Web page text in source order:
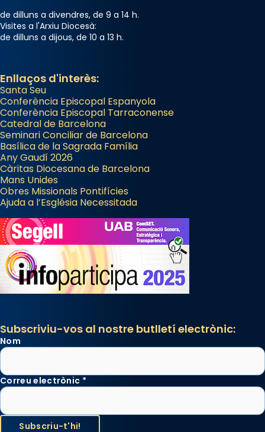
de dilluns a divendres, de 9 a 14 h.
Visites a l'Arxiu Diocesà:
de dilluns a dijous, de 10 a 13 h.
Enllaços d'interès:
Santa Seu
Conferència Episcopal Espanyola
Conferència Episcopal Tarraconense
Catedral de Barcelona
Seminari Conciliar de Barcelona
Basílica de la Sagrada Família
Any Gaudí 2026
Càritas Diocesana de Barcelona
Mans Unides
Obres Missionals Pontifícies
Ajuda a l’Església Necessitada
Subscriviu-vos al nostre butlletí electrònic:
Nom
Correu electrònic *